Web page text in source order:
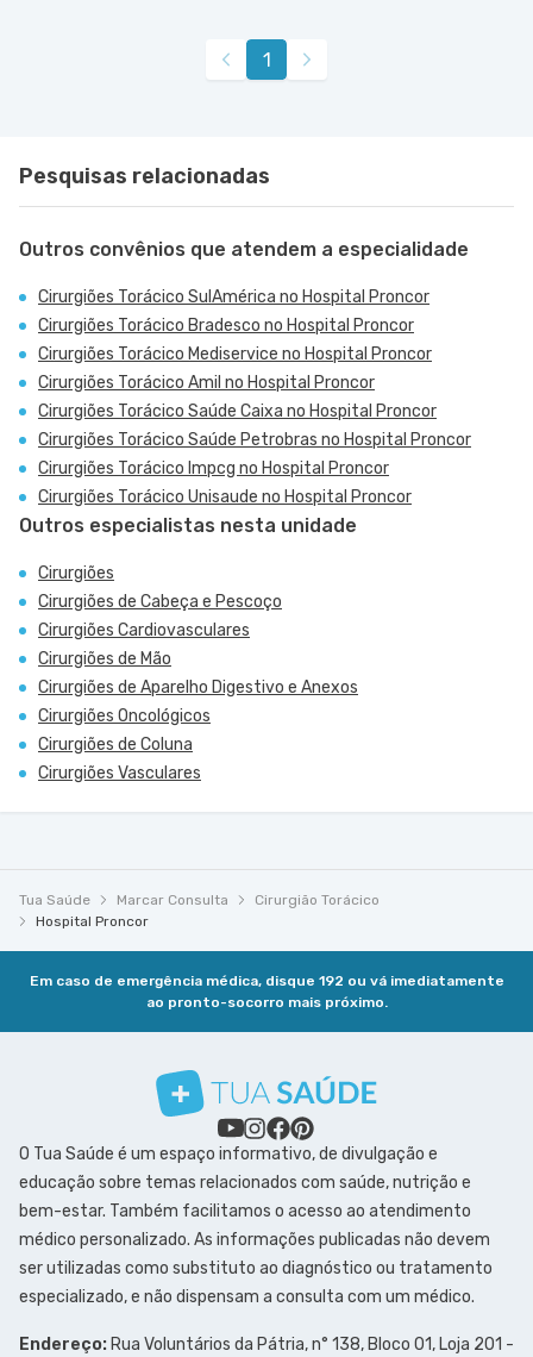
1
Pesquisas relacionadas
Outros convênios que atendem a especialidade
Cirurgiões Torácico SulAmérica no Hospital Proncor
Cirurgiões Torácico Bradesco no Hospital Proncor
Cirurgiões Torácico Mediservice no Hospital Proncor
Cirurgiões Torácico Amil no Hospital Proncor
Cirurgiões Torácico Saúde Caixa no Hospital Proncor
Cirurgiões Torácico Saúde Petrobras no Hospital Proncor
Cirurgiões Torácico Impcg no Hospital Proncor
Cirurgiões Torácico Unisaude no Hospital Proncor
Outros especialistas nesta unidade
Cirurgiões
Cirurgiões de Cabeça e Pescoço
Cirurgiões Cardiovasculares
Cirurgiões de Mão
Cirurgiões de Aparelho Digestivo e Anexos
Cirurgiões Oncológicos
Cirurgiões de Coluna
Cirurgiões Vasculares
Tua Saúde Marcar Consulta
Cirurgião Torácico
Hospital Proncor
Em caso de emergência médica, disque 192 ou vá imediatamente
ao pronto-socorro mais próximo.
O Tua Saúde é um espaço informativo, de divulgação e
educação sobre temas relacionados com saúde, nutrição e
bem-estar. Também facilitamos o acesso ao atendimento
médico personalizado. As informações publicadas não devem
ser utilizadas como substituto ao diagnóstico ou tratamento
especializado, e não dispensam a consulta com um médico.
Endereço: Rua Voluntários da Pátria, n° 138, Bloco 01, Loja 201 -